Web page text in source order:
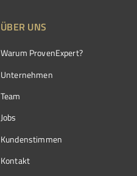
ÜBER UNS
Warum ProvenExpert?
Unternehmen
Team
Jobs
Kundenstimmen
Kontakt